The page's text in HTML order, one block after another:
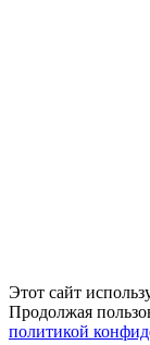
Этот сайт
Продолжая
политикой